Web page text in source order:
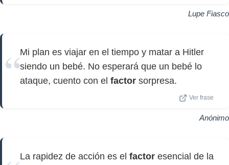
Lupe Fiasco
Mi plan es viajar en el tiempo y matar a Hitler
siendo un bebé. No esperará que un bebé lo
ataque, cuento con el factor sorpresa.
Ver frase
Anónimo
La rapidez de acción es el factor esencial de la